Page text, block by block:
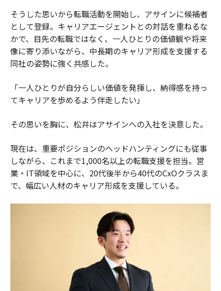
そうした思いから転職活動を開始し、アサインに候補者
として登録。キャリアエージェントとの対話を重ねるな
かで、目先の転職ではなく、一人ひとりの価値観や将来
像に寄り添いながら、中長期のキャリア形成を支援する
同社の姿勢に強く共感した。
「一人ひとりが自分らしい価値を発揮し、納得感を持っ
てキャリアを歩めるよう伴走したい」
その思いを胸に、松井はアサインへの入社を決意した。
現在は、重要ポジションのヘッドハンティングにも従事
しながら、これまで1,000名以上の転職支援を担当。営
業・IT領域を中心に、20代後半から40代のCxOクラスま
で、幅広い人材のキャリア形成を支援している。